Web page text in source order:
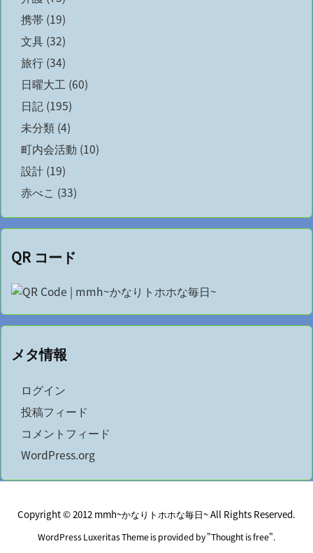
携帯 (19)
文具 (32)
旅行 (34)
日曜大工 (60)
日記 (195)
未分類 (4)
町内会活動 (10)
設計 (19)
赤べこ (33)
QR コード
メタ情報
ログイン
投稿フィード
コメントフィード
WordPress.org
Copyright ©2012 mmh~かなりトホホな毎日~All Rights Reserved.
WordPress Luxeritas Theme is provided by "Thought is free".